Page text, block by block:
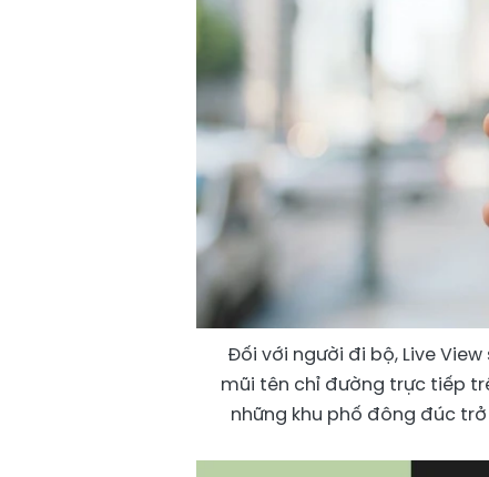
Đối với người đi bộ, Live
mũi tên chỉ đường trực tiếp
những khu phố đông đúc